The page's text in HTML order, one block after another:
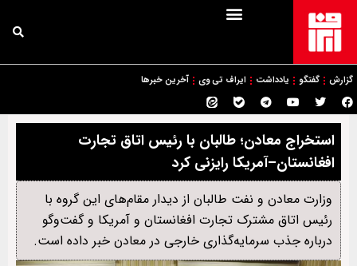
گزارش گفتگو یادداشت ایراف تی وی آخرین خبرها
استخراج معادن؛ طالبان با رئیس اتاق تجارت
افغانستان–آمریکا رایزنی کرد
وزارت معادن و نفت طالبان از دیدار مقام‌های این گروه با
رئیس اتاق مشترک تجارت افغانستان و آمریکا و گفت‌وگو
درباره جذب سرمایه‌گذاری خارجی در معادن خبر داده است.